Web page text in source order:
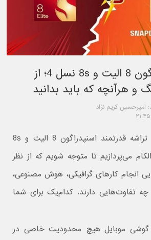
مقایسه اسنپدراگون 8 الیت و 8s نسل 4؛ از
و هرآنچه که باید بدانید
کریم نژاد
امروز به مقایسه دو تراشه قدرتمند اسنپدراگون 8 الیت و 8s
کوالکام می‌پردازیم تا متوجه شویم که از نظر
انجام کارهای گرافیکی، هوش مصنوعی،
چه تفاوت‌هایی دارند. کدام‌یک برای شما
گوشی موبایل هیچ محدودیت خاصی در